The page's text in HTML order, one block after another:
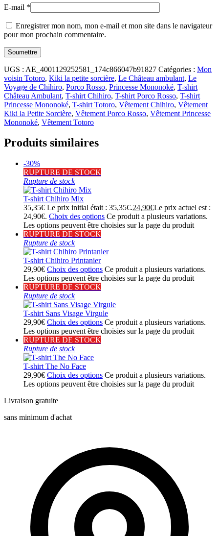
E-mail *
Enregistrer mon nom, mon e-mail et mon site dans le navigateur
pour mon prochain commentaire.
UGS : AE_4001129252581_174c866047b91827 Catégories : Mon
voisin Totoro, Kiki la petite sorcière, Le Château ambulant, Le
Voyage de Chihiro, Porco Rosso, Princesse Mononoké, T-shirt
Château Ambulant, T-shirt Chihiro, T-shirt Porco Rosso, T-shirt
Princesse Mononoké, T-shirt Totoro, Vêtement Chihiro, Vêtement
Kiki la Petite Sorcière, Vêtement Porco Rosso, Vêtement Princesse
Mononoké, Vêtement Totoro
Produits similaires
-30%
RUPTURE DE STOCK
Rupture de stock
T-shirt Chihiro Mix
35,35€ Le prix initial était : 35,35€.24,90€Le prix actuel est :
24,90€. Choix des options Ce produit a plusieurs variations.
Les options peuvent être choisies sur la page du produit
RUPTURE DE STOCK
Rupture de stock
T-shirt Chihiro Printanier
29,90€ Choix des options Ce produit a plusieurs variations.
Les options peuvent être choisies sur la page du produit
RUPTURE DE STOCK
Rupture de stock
T-shirt Sans Visage Virgule
29,90€ Choix des options Ce produit a plusieurs variations.
Les options peuvent être choisies sur la page du produit
RUPTURE DE STOCK
Rupture de stock
T-shirt The No Face
29,90€ Choix des options Ce produit a plusieurs variations.
Les options peuvent être choisies sur la page du produit
Livraison gratuite
sans minimum d'achat